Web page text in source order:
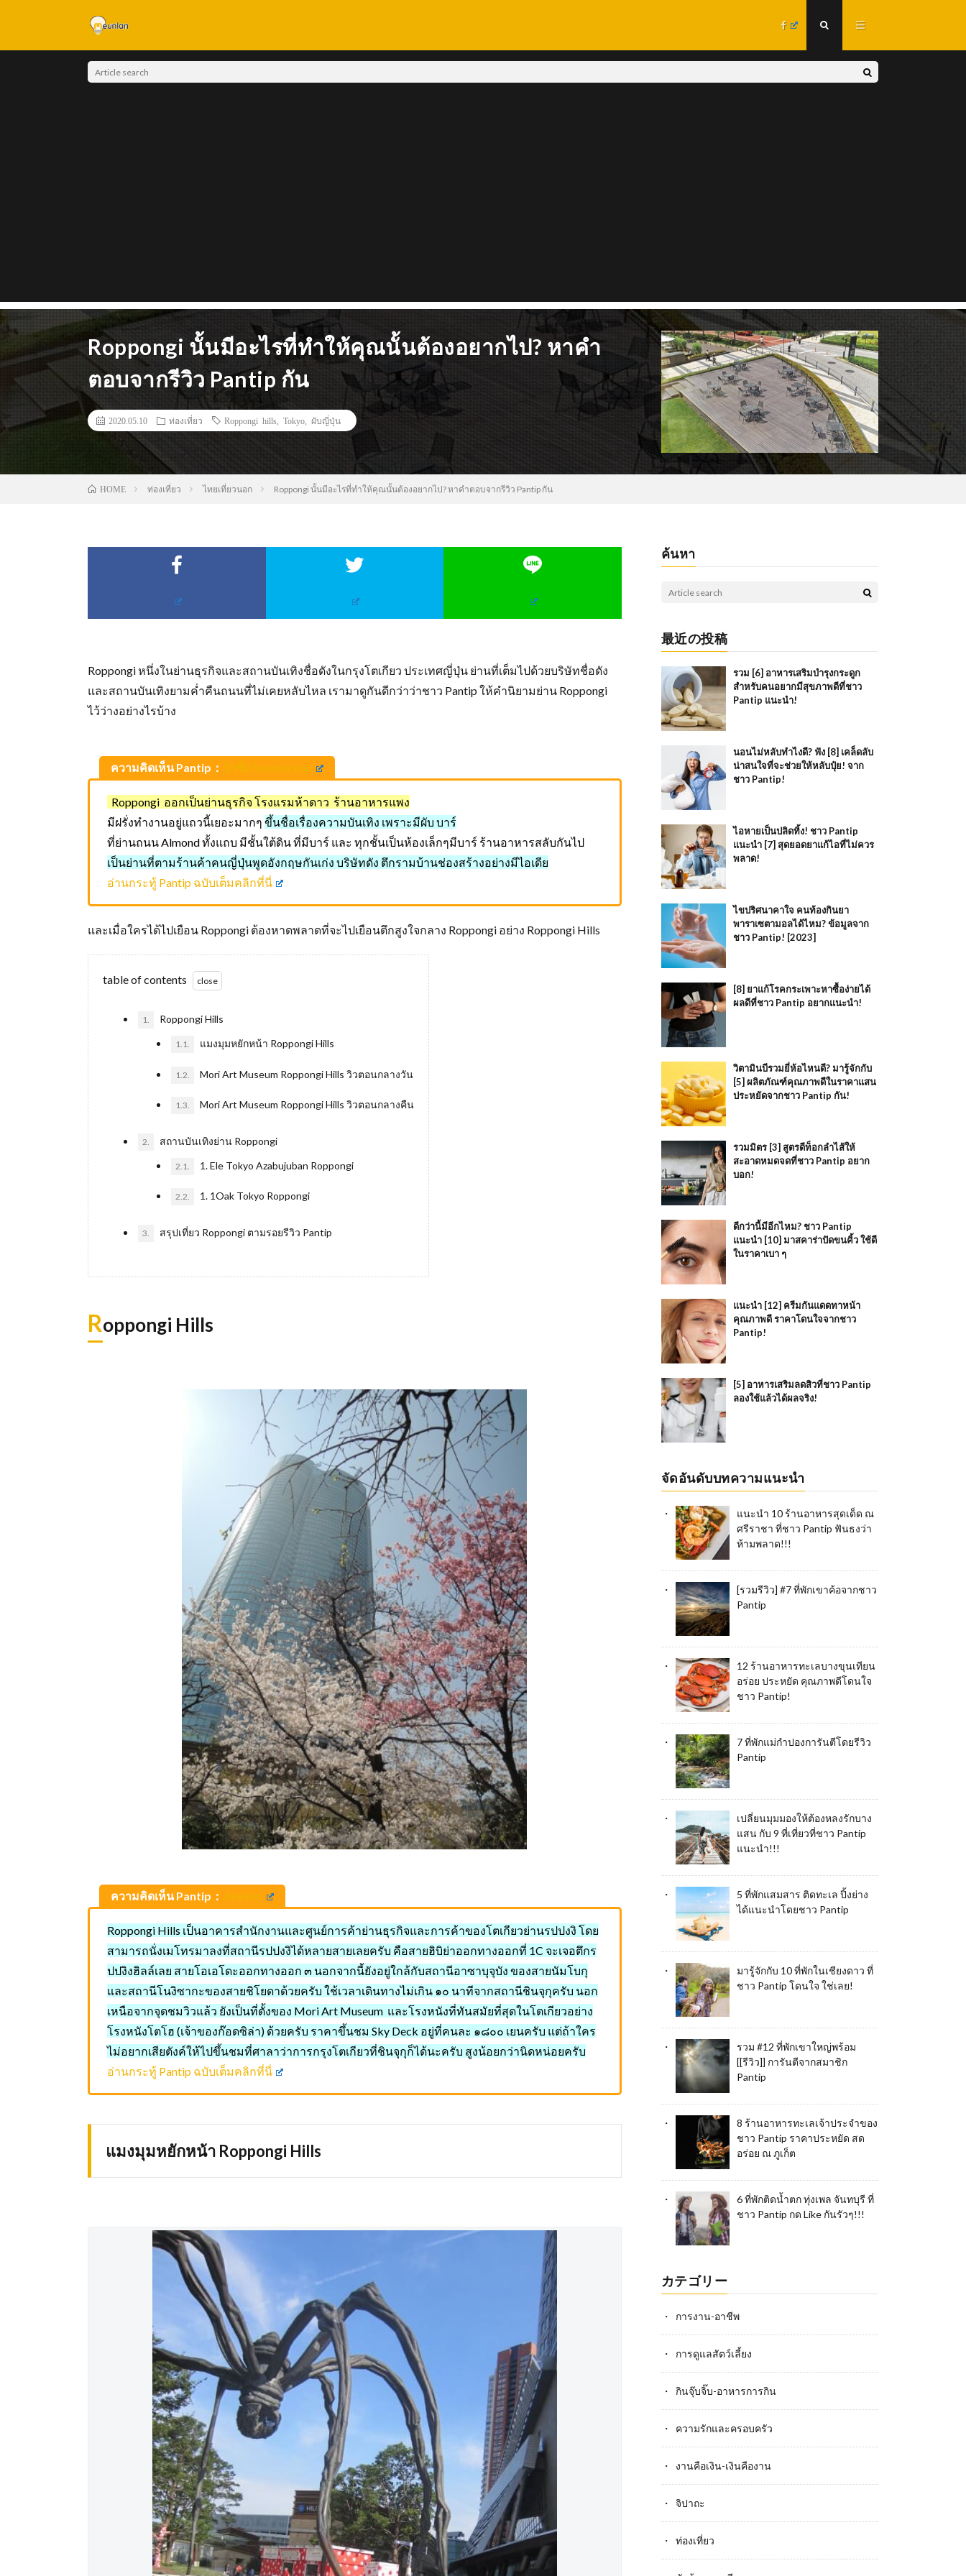
Roppongi นั้นมีอะไรที่ทำให้คุณนั้นต้องอยากไป? หาคำ
ตอบจากรีวิว Pantip กัน
2020.05.10 ท่องเที่ยว Roppongi hills Tokyo ผับญี่ปุ่น
HOME ท่องเที่ยว ไทยเที่ยวนอก Roppongi นั้นมีอะไรที่ทำให้คุณนั้นต้องอยากไป? หาคำตอบจากรีวิว Pantip กัน
Roppongi หนึ่งในย่านธุรกิจและสถานบันเทิงชื่อดังในกรุงโตเกียว ประเทศญี่ปุ่น ย่านที่เต็มไปด้วยบริษัทชื่อดัง
และสถานบันเทิงยามค่ำคืนถนนที่ไม่เคยหลับไหล เรามาดูกันดีกว่าว่าชาว Pantip ให้คำนิยามย่าน Roppongi
ไว้ว่างอย่างไรบ้าง
ความคิดเห็น Pantip：
Roppongi ออกเป็นย่านธุรกิจ โรงแรมห้าดาว ร้านอาหารแพง
มีฝรั่งทำงานอยู่แถวนี้เยอะมากๆ ขึ้นชื่อเรื่องความบันเทิง เพราะมีผับ บาร์
ที่ย่านถนน Almond ทั้งแถบ มีชั้นใต้ดิน ที่มีบาร์ และ ทุกชั้นเป็นห้องเล็กๆมีบาร์ ร้านอาหารสลับกันไป
เป็นย่านที่ตามร้านค้าคนญี่ปุ่นพูดอังกฤษกันเก่ง บริษัทดัง ตึกรามบ้านช่องสร้างอย่างมีไอเดีย
อ่านกระทู้ Pantip ฉบับเต็มคลิกที่นี่
และเมื่อใครได้ไปเยือน Roppongi ต้องหาดพลาดที่จะไปเยือนตึกสูงใจกลาง Roppongi อย่าง Roppongi Hills
table of contents
1. Roppongi Hills
1.1. แมงมุมหยักหน้า Roppongi Hills
1.2. Mori Art Museum Roppongi Hills วิวตอนกลางวัน
1.3. Mori Art Museum Roppongi Hills วิวตอนกลางคืน
2. สถานบันเทิงย่าน Roppongi
2.1. 1. Ele Tokyo Azabujuban Roppongi
2.2. 1. 1Oak Tokyo Roppongi
3. สรุปเที่ยว Roppongi ตามรอยรีวิว Pantip
Roppongi Hills
ความคิดเห็น Pantip：
Roppongi Hills เป็นอาคารสำนักงานและศูนย์การค้าย่านธุรกิจและการค้าของโตเกียวย่านรปปงงิ โดย
สามารถนั่งเมโทรมาลงที่สถานีรปปงงิได้หลายสายเลยครับ คือสายฮิบิย่าออกทางออกที่ 1C จะเจอตึกร
ปปงิงฮิลล์เลย สายโอเอโดะออกทางออก ๓ นอกจากนี้ยังอยู่ใกล้กับสถานีอาซาบุจุบัง ของสายนัมโบกุ
และสถานีโนงิซากะของสายชิโยดาด้วยครับ ใช้เวลาเดินทางไม่เกิน ๑๐ นาทีจากสถานีชินจุกุครับ นอก
เหนือจากจุดชมวิวแล้ว ยังเป็นที่ตั้งของ Mori Art Museum และโรงหนังที่ทันสมัยที่สุดในโตเกียวอย่าง
โรงหนังโตโฮ (เจ้าของก๊อดซิล่า) ด้วยครับ ราคาขึ้นชม Sky Deck อยู่ที่คนละ ๑๘๐๐ เยนครับ แต่ถ้าใคร
ไม่อยากเสียตังค์ให้ไปขึ้นชมที่ศาลาว่าการกรุงโตเกียวที่ชินจุกุก็ได้นะครับ สูงน้อยกว่านิดหน่อยครับ
อ่านกระทู้ Pantip ฉบับเต็มคลิกที่นี่
แมงมุมหยักหน้า Roppongi Hills
ค้นหา
最近の投稿
รวม [6] อาหารเสริมบำรุงกระดูก
สำหรับคนอยากมีสุขภาพดีที่ชาว
Pantip แนะนำ!
นอนไม่หลับทำไงดี? ฟัง [8] เคล็ดลับ
น่าสนใจที่จะช่วยให้หลับปุ๋ย! จาก
ชาว Pantip!
ไอหายเป็นปลิดทิ้ง! ชาว Pantip
แนะนำ [7] สุดยอดยาแก้ไอที่ไม่ควร
พลาด!
ไขปริศนาคาใจ คนท้องกินยา
พาราเซตามอลได้ไหม? ข้อมูลจาก
ชาว Pantip! [2023]
[8] ยาแก้โรคกระเพาะหาซื้อง่ายได้
ผลดีที่ชาว Pantip อยากแนะนำ!
วิตามินบีรวมยี่ห้อไหนดี? มารู้จักกับ
[5] ผลิตภัณฑ์คุณภาพดีในราคาแสน
ประหยัดจากชาว Pantip กัน!
รวมมิตร [3] สูตรดีท็อกลำไส้ให้
สะอาดหมดจดที่ชาว Pantip อยาก
บอก!
ดีกว่านี้มีอีกไหม? ชาว Pantip
แนะนำ [10] มาสคาร่าปัดขนคิ้ว ใช้ดี
ในราคาเบา ๆ
แนะนำ [12] ครีมกันแดดทาหน้า
คุณภาพดี ราคาโดนใจจากชาว
Pantip!
[5] อาหารเสริมลดสิวที่ชาว Pantip
ลองใช้แล้วได้ผลจริง!
จัดอันดับบทความแนะนำ
แนะนำ 10 ร้านอาหารสุดเด็ด ณ
ศรีราชา ที่ชาว Pantip ฟันธงว่า
ห้ามพลาด!!!
[รวมรีวิว] #7 ที่พักเขาค้อจากชาว
Pantip
12 ร้านอาหารทะเลบางขุนเทียน
อร่อย ประหยัด คุณภาพดีโดนใจ
ชาว Pantip!
7 ที่พักแม่กำปองการันตีโดยรีวิว
Pantip
เปลี่ยนมุมมองให้ต้องหลงรักบาง
แสน กับ 9 ที่เที่ยวที่ชาว Pantip
แนะนำ!!!
5 ที่พักแสมสาร ติดทะเล ปิ้งย่าง
ได้แนะนำโดยชาว Pantip
มารู้จักกับ 10 ที่พักในเชียงดาว ที่
ชาว Pantip โดนใจ ใช่เลย!
รวม #12 ที่พักเขาใหญ่พร้อม
[[รีวิว]] การันตีจากสมาชิก
Pantip
8 ร้านอาหารทะเลเจ้าประจำของ
ชาว Pantip ราคาประหยัด สด
อร่อย ณ ภูเก็ต
6 ที่พักติดน้ำตก ทุ่งเพล จันทบุรี ที่
ชาว Pantip กด Like กันรัวๆ!!!
カテゴリー
การงาน-อาชีพ
การดูแลสัตว์เลี้ยง
กินจุ๊บจิ๊บ-อาหารการกิน
ความรักและครอบครัว
งานคือเงิน-เงินคืองาน
จิปาถะ
ท่องเที่ยว